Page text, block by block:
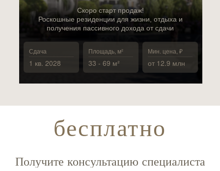
от 12.9 млн
Мин. цена, ₽
33 - 69 м²
Площадь, м²
1 кв. 2028
Сдача
Скоро старт продаж!
Роскошные резиденции для жизни, отдыха и
получения пассивного дохода от сдачи
бесплатно
Получите консультацию специалиста